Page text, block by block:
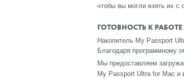
чтобы вы могли взять их с
ГОТОВНОСТЬ К РАБОТЕ
Накопитель My Passport
Благодаря программному
Мы предоставляем
My Passport Ultra for Mac и